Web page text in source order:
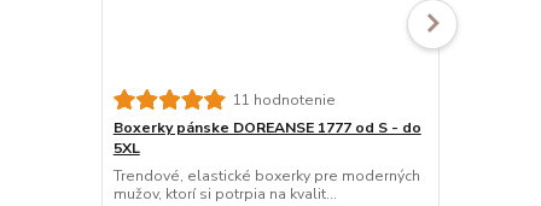
11 hodnotenie
Boxerky pánske DOREANSE 1777 od S - do
5XL
Trendové, elastické boxerky pre moderných
mužov, ktorí si potrpia na kvalit...